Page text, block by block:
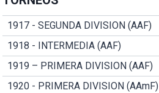
1917 - SEGUNDA DIVISION (AAF)
1918 - INTERMEDIA (AAF)
1919 – PRIMERA DIVISION (AAF)
1920 - PRIMERA DIVISION (AAmF)